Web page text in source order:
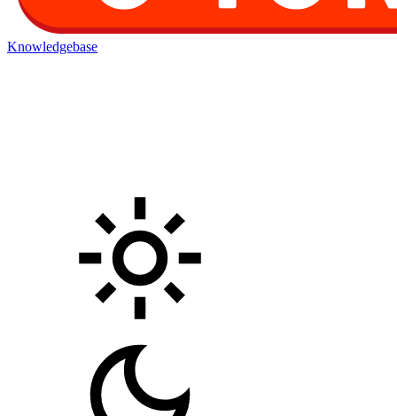
Knowledgebase